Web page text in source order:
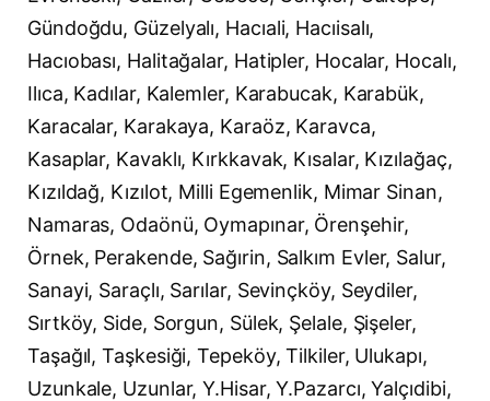
Gündoğdu, Güzelyalı, Hacıali, Hacıisalı,
Hacıobası, Halitağalar, Hatipler, Hocalar, Hocalı,
Ilıca, Kadılar, Kalemler, Karabucak, Karabük,
Karacalar, Karakaya, Karaöz, Karavca,
Kasaplar, Kavaklı, Kırkkavak, Kısalar, Kızılağaç,
Kızıldağ, Kızılot, Milli Egemenlik, Mimar Sinan,
Namaras, Odaönü, Oymapınar, Örenşehir,
Örnek, Perakende, Sağırin, Salkım Evler, Salur,
Sanayi, Saraçlı, Sarılar, Sevinçköy, Seydiler,
Sırtköy, Side, Sorgun, Sülek, Şelale, Şişeler,
Taşağıl, Taşkesiği, Tepeköy, Tilkiler, Ulukapı,
Uzunkale, Uzunlar, Y.Hisar, Y.Pazarcı, Yalçıdibi,